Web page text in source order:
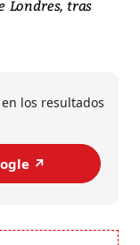
Londres, tras
los resultados
↗️